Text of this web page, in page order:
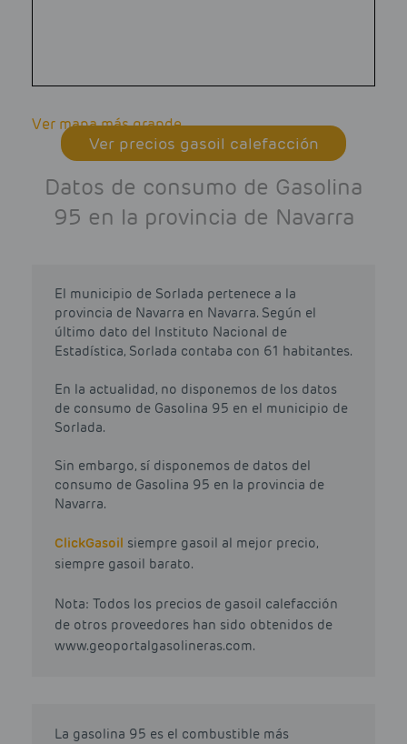
Ver mapa más grande
Ver precios gasoil calefacción
Datos de consumo de Gasolina
95 en la provincia de Navarra
El municipio de Sorlada pertenece a la
provincia de Navarra en Navarra. Según el
último dato del Instituto Nacional de
Estadística, Sorlada contaba con 61 habitantes.
En la actualidad, no disponemos de los datos
de consumo de Gasolina 95 en el municipio de
Sorlada.
Sin embargo, sí disponemos de datos del
consumo de Gasolina 95 en la provincia de
Navarra.
ClickGasoil siempre gasoil al mejor precio,
siempre gasoil barato.
Nota: Todos los precios de gasoil calefacción
de otros proveedores han sido obtenidos de
www.geoportalgasolineras.com.
La gasolina 95 es el combustible más